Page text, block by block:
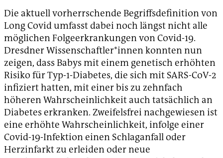
Die aktuell vorherrschende Begriffsdefinition von
Long Covid umfasst dabei noch längst nicht alle
möglichen Folgeerkrankungen von Covid-19.
Dresdner Wissenschaftler*innen konnten nun
zeigen, dass Babys mit einem genetisch erhöhten
Risiko für Typ-1-Diabetes, die sich mit SARS-CoV-2
infiziert hatten, mit einer bis zu zehnfach
höheren Wahrscheinlichkeit auch tatsächlich an
Diabetes erkranken. Zweifelsfrei nachgewiesen ist
eine erhöhte Wahrscheinlichkeit, infolge einer
Covid-19-Infektion einen Schlaganfall oder
Herzinfarkt zu erleiden oder neue